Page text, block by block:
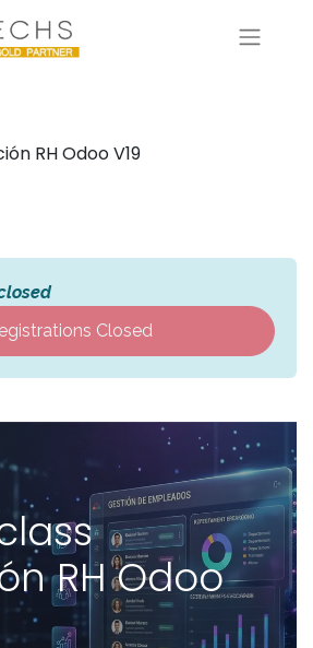
RH Odoo V19
Closed
RH Odoo